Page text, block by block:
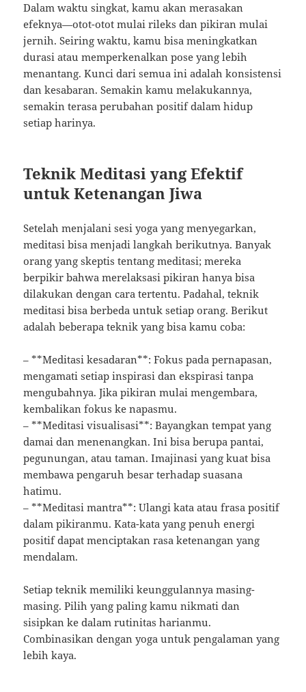
Dalam waktu singkat, kamu akan merasakan
efeknya—otot-otot mulai rileks dan pikiran mulai
jernih. Seiring waktu, kamu bisa meningkatkan
durasi atau memperkenalkan pose yang lebih
menantang. Kunci dari semua ini adalah konsistensi
dan kesabaran. Semakin kamu melakukannya,
semakin terasa perubahan positif dalam hidup
setiap harinya.
Teknik Meditasi yang Efektif
untuk Ketenangan Jiwa
Setelah menjalani sesi yoga yang menyegarkan,
meditasi bisa menjadi langkah berikutnya. Banyak
orang yang skeptis tentang meditasi; mereka
berpikir bahwa merelaksasi pikiran hanya bisa
dilakukan dengan cara tertentu. Padahal, teknik
meditasi bisa berbeda untuk setiap orang. Berikut
adalah beberapa teknik yang bisa kamu coba:
– **Meditasi kesadaran**: Fokus pada pernapasan,
mengamati setiap inspirasi dan ekspirasi tanpa
mengubahnya. Jika pikiran mulai mengembara,
kembalikan fokus ke napasmu.
– **Meditasi visualisasi**: Bayangkan tempat yang
damai dan menenangkan. Ini bisa berupa pantai,
pegunungan, atau taman. Imajinasi yang kuat bisa
membawa pengaruh besar terhadap suasana
hatimu.
– **Meditasi mantra**: Ulangi kata atau frasa positif
dalam pikiranmu. Kata-kata yang penuh energi
positif dapat menciptakan rasa ketenangan yang
mendalam.
Setiap teknik memiliki keunggulannya masing-
masing. Pilih yang paling kamu nikmati dan
sisipkan ke dalam rutinitas harianmu.
Combinasikan dengan yoga untuk pengalaman yang
lebih kaya.